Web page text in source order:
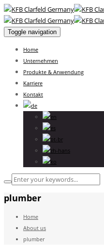
Toggle navigation
Home
Unternehmen
Produkte & Anwendung
Karriere
Kontakt
plumber
Home
About us
plumber